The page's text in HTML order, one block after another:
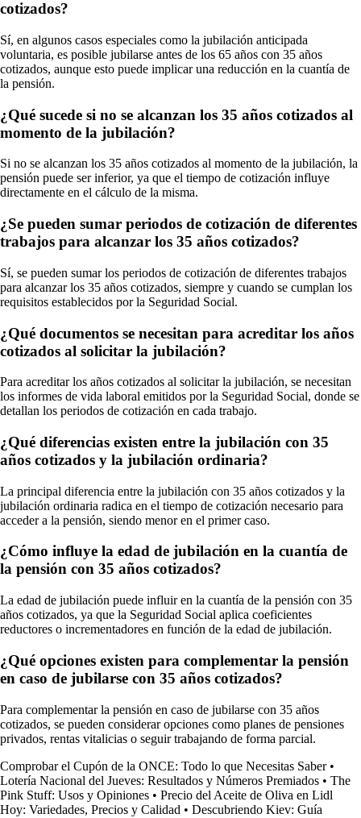
cotizados?
Sí, en algunos casos especiales como la jubilación anticipada
voluntaria, es posible jubilarse antes de los 65 años con 35 años
cotizados, aunque esto puede implicar una reducción en la cuantía de
la pensión.
¿Qué sucede si no se alcanzan los 35 años cotizados al
momento de la jubilación?
Si no se alcanzan los 35 años cotizados al momento de la jubilación, la
pensión puede ser inferior, ya que el tiempo de cotización influye
directamente en el cálculo de la misma.
¿Se pueden sumar periodos de cotización de diferentes
trabajos para alcanzar los 35 años cotizados?
Sí, se pueden sumar los periodos de cotización de diferentes trabajos
para alcanzar los 35 años cotizados, siempre y cuando se cumplan los
requisitos establecidos por la Seguridad Social.
¿Qué documentos se necesitan para acreditar los años
cotizados al solicitar la jubilación?
Para acreditar los años cotizados al solicitar la jubilación, se necesitan
los informes de vida laboral emitidos por la Seguridad Social, donde se
detallan los periodos de cotización en cada trabajo.
¿Qué diferencias existen entre la jubilación con 35
años cotizados y la jubilación ordinaria?
La principal diferencia entre la jubilación con 35 años cotizados y la
jubilación ordinaria radica en el tiempo de cotización necesario para
acceder a la pensión, siendo menor en el primer caso.
¿Cómo influye la edad de jubilación en la cuantía de
la pensión con 35 años cotizados?
La edad de jubilación puede influir en la cuantía de la pensión con 35
años cotizados, ya que la Seguridad Social aplica coeficientes
reductores o incrementadores en función de la edad de jubilación.
¿Qué opciones existen para complementar la pensión
en caso de jubilarse con 35 años cotizados?
Para complementar la pensión en caso de jubilarse con 35 años
cotizados, se pueden considerar opciones como planes de pensiones
privados, rentas vitalicias o seguir trabajando de forma parcial.
Comprobar el Cupón de la ONCE: Todo lo que Necesitas Saber•
Lotería Nacional del Jueves: Resultados y Números Premiados • The
Pink Stuff: Usos y Opiniones • Precio del Aceite de Oliva en Lidl
Hoy: Variedades, Precios y Calidad • Descubriendo Kiev: Guía